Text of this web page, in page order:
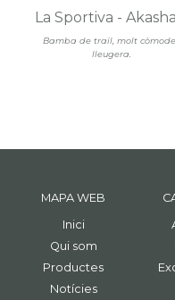
Bamba de trail, molt
lleugera.
La Sportiva -
MAPA WEB
Inici
Qui som
Productes
Notícies